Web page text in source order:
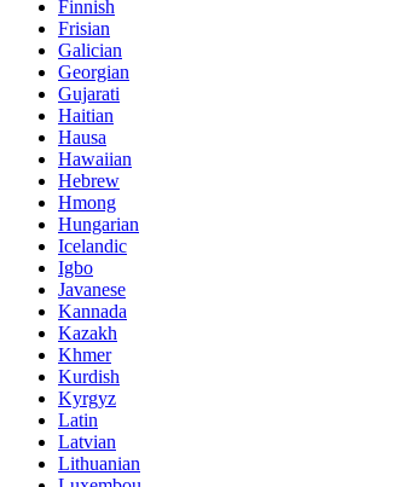
Finnish
Frisian
Galician
Georgian
Gujarati
Haitian
Hausa
Hawaiian
Hebrew
Hmong
Hungarian
Icelandic
Igbo
Javanese
Kannada
Kazakh
Khmer
Kurdish
Kyrgyz
Latin
Latvian
Lithuanian